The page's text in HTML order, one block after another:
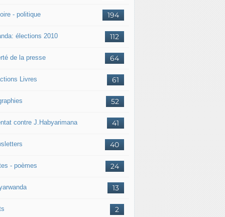
194
- politique
112
élections 2010
64
de la presse
61
Livres
52
41
contre J.Habyarimana
40
24
- poèmes
13
2